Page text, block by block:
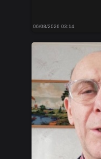
06/08/2026 03:14